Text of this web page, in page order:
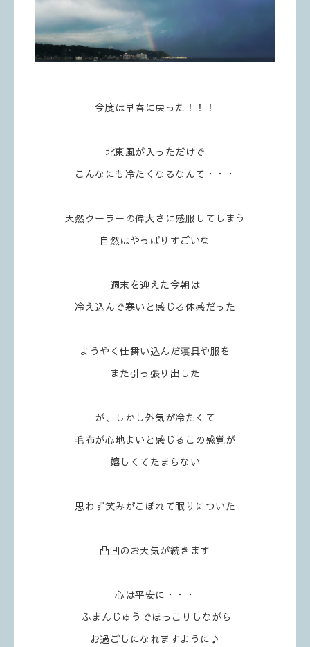
今度は早春に戻った！！！
北東風が入っただけで
こんなにも冷たくなるなんて・・・
天然クーラーの偉大さに感服してしまう
自然はやっぱりすごいな
週末を迎えた今朝は
冷え込んで寒いと感じる体感だった
ようやく仕舞い込んだ寝具や服を
また引っ張り出した
が、しかし外気が冷たくて
毛布が心地よいと感じるこの感覚が
嬉しくてたまらない
思わず笑みがこぼれて眠りについた
凸凹のお天気が続きます
心は平安に・・・
ふまんじゅうでほっこりしながら
お過ごしになれますように♪